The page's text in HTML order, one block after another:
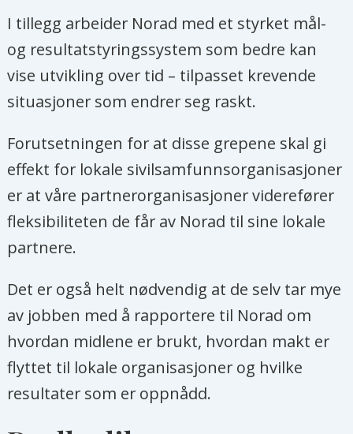
I tillegg arbeider Norad med et styrket mål-
og resultatstyringssystem som bedre kan
vise utvikling over tid – tilpasset krevende
situasjoner som endrer seg raskt.
Forutsetningen for at disse grepene skal gi
effekt for lokale sivilsamfunnsorganisasjoner
er at våre partnerorganisasjoner viderefører
fleksibiliteten de får av Norad til sine lokale
partnere.
Det er også helt nødvendig at de selv tar mye
av jobben med å rapportere til Norad om
hvordan midlene er brukt, hvordan makt er
flyttet til lokale organisasjoner og hvilke
resultater som er oppnådd.